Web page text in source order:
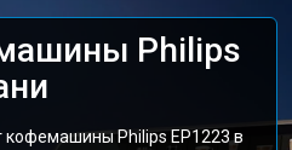
Philips
Philips EP1223 в